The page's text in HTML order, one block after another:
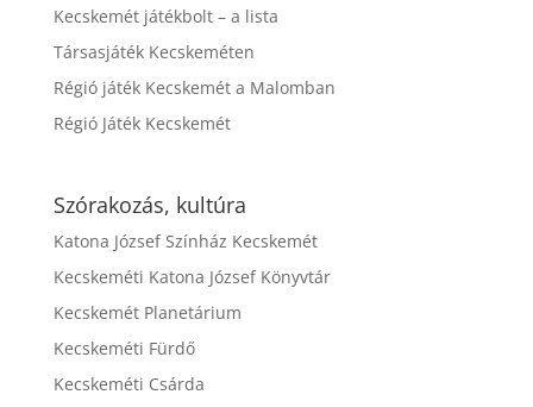
Kecskemét játékbolt – a lista
Társasjáték Kecskeméten
Régió játék Kecskemét a Malomban
Régió Játék Kecskemét
Szórakozás, kultúra
Katona József Színház Kecskemét
Kecskeméti Katona József Könyvtár
Kecskemét Planetárium
Kecskeméti Fürdő
Kecskeméti Csárda